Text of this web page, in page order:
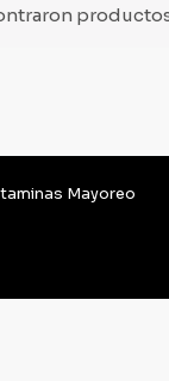
Mayoreo